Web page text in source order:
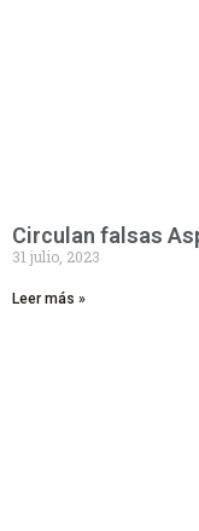
Circulan falsas
31 julio, 2023
Leer más »